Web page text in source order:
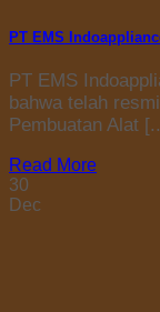
PT EMS
PT EMS
bahwa telah
Pembuatan Alat
Read More
30
Dec